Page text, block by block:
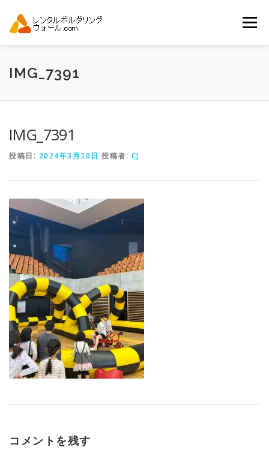
メニュー
トップ 自動見積り
IMG_7391
IMG_7391
投稿日: 2024年3月20日 投稿者: CJ
コメントを残す